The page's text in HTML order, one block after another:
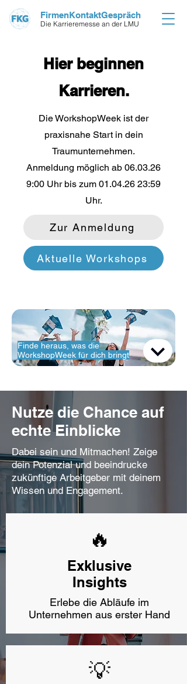
Die Karrieremesse an der LMU
FirmenKontaktGespräch
Hier beginnen
Karrieren.
Die WorkshopWeek ist der
praxisnahe Start in dein
Traumunternehmen.
Anmeldung möglich ab 06.03.26
9:00 Uhr bis zum 01.04.26 23:59
Uhr.
Zur Anmeldung
Aktuelle Workshops
Finde heraus, was die
WorkshopWeek für dich bringt
Nutze die Chance auf
echte Einblicke​
Dabei sein und Mitmachen! Zeige
dein Potenzial und beeindrucke
zukünftige Arbeitgeber mit deinem
Wissen und Engagement.
🔥
Exklusive
Insights
Erlebe die Abläufe im
Unternehmen aus erster Hand
💡